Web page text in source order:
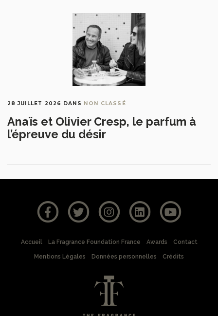
28 JUILLET 2026 DANS NON CLASSÉ
Anaïs et Olivier Cresp, le parfum à
l’épreuve du désir
Accueil La Fragrance Foundation France Awards Contact
Mentions Légales Données personnelles Crédits